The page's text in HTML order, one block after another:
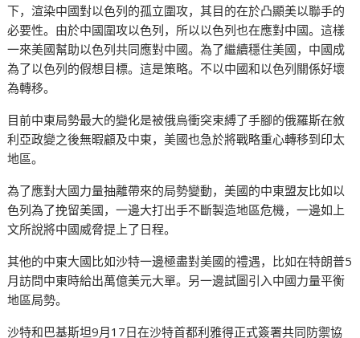
下，渲染中國對以色列的孤立圍攻，其目的在於凸顯美以聯手的
必要性。由於中國圍攻以色列，所以以色列也在應對中國。這樣
一來美國幫助以色列共同應對中國。為了繼續穩住美國，中國成
為了以色列的假想目標。這是策略。不以中國和以色列關係好壞
為轉移。
目前中東局勢最大的變化是被俄烏衝突束縛了手腳的俄羅斯在敘
利亞政變之後無暇顧及中東，美國也急於將戰略重心轉移到印太
地區。
為了應對大國力量抽離帶來的局勢變動，美國的中東盟友比如以
色列為了挽留美國，一邊大打出手不斷製造地區危機，一邊如上
文所說將中國威脅提上了日程。
其他的中東大國比如沙特一邊極盡對美國的禮遇，比如在特朗普5
月訪問中東時給出萬億美元大單。另一邊試圖引入中國力量平衡
地區局勢。
沙特和巴基斯坦9月17日在沙特首都利雅得正式簽署共同防禦協